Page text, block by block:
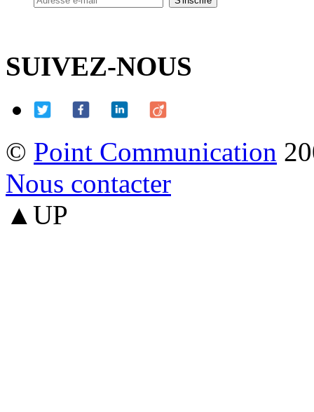
SUIVEZ-NOUS
© Point Communication
Nous contacter
▲UP